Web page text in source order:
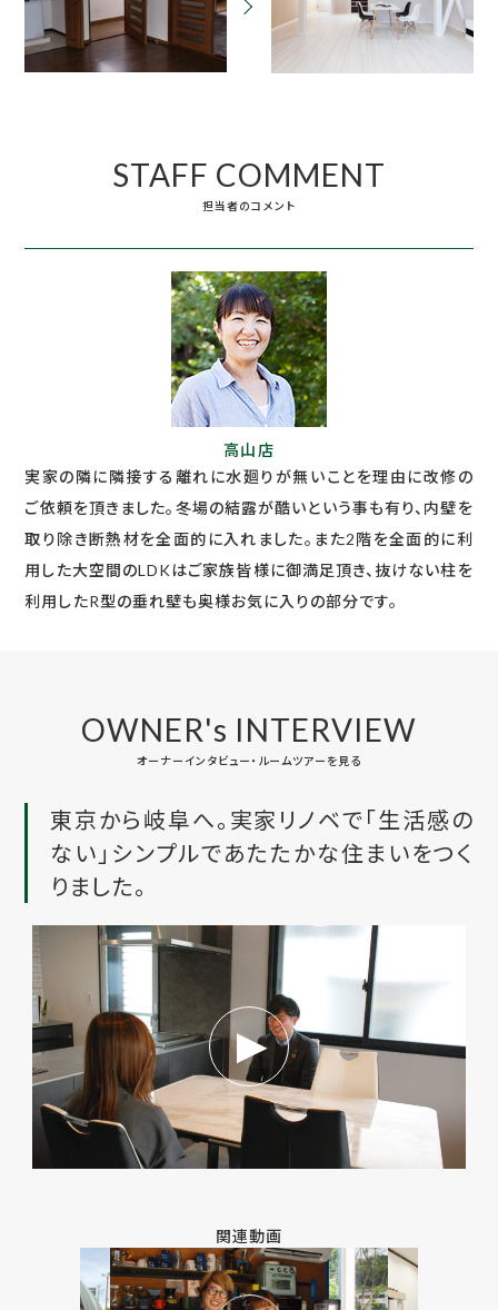
STAFF COMMENT
担当者のコメント
高山店
実家の隣に隣接する離れに水廻りが無いことを理由に改修の
ご依頼を頂きました。冬場の結露が酷いという事も有り、内壁を
取り除き断熱材を全面的に入れました。また2階を全面的に利
用した大空間のLDKはご家族皆様に御満足頂き、抜けない柱を
利用したR型の垂れ壁も奥様お気に入りの部分です。
OWNER's INTERVIEW
オーナーインタビュー・ルームツアーを見る
東京から岐阜へ。実家リノベで「生活感の
ない」シンプルであたたかな住まいをつく
りました。
関連動画